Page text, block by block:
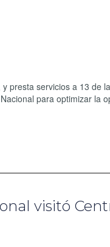
presta servicios a 13 de
para optimizar la
visitó